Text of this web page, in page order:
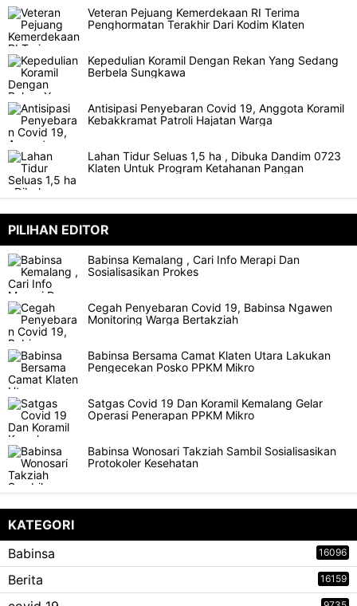
Veteran Pejuang Kemerdekaan RI Terima
Penghormatan Terakhir Dari Kodim Klaten
Kepedulian Koramil Dengan Rekan Yang Sedang
Berbela Sungkawa
Antisipasi Penyebaran Covid 19, Anggota Koramil
Kebakkramat Patroli Hajatan Warga
Lahan Tidur Seluas 1,5 ha , Dibuka Dandim 0723
Klaten Untuk Program Ketahanan Pangan
PILIHAN EDITOR
Babinsa Kemalang , Cari Info Merapi Dan
Sosialisasikan Prokes
Cegah Penyebaran Covid 19, Babinsa Ngawen
Monitoring Warga Bertakziah
Babinsa Bersama Camat Klaten Utara Lakukan
Pengecekan Posko PPKM Mikro
Satgas Covid 19 Dan Koramil Kemalang Gelar
Operasi Penerapan PPKM Mikro
Babinsa Wonosari Takziah Sambil Sosialisasikan
Protokoler Kesehatan
KATEGORI
Babinsa
16096
Berita 16159